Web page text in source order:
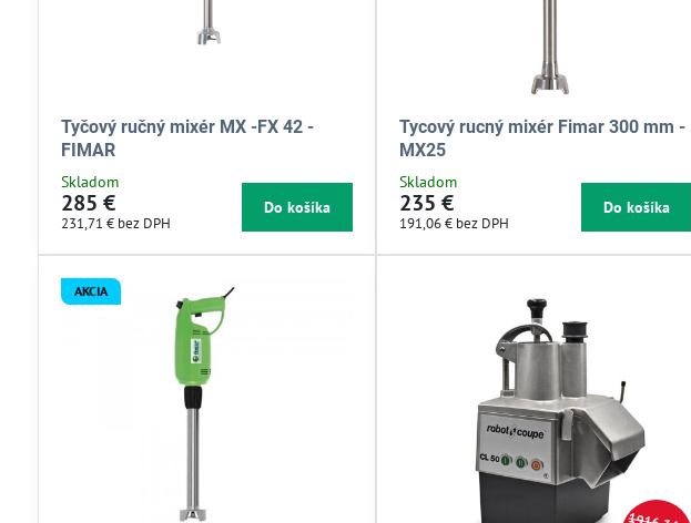
Tyčový ručný mixér MX -FX 42 -
FIMAR
Skladom
285 €
231,71 € bez DPH
Do košíka
Tycový rucný mixér Fimar 300 mm -
MX25
Skladom
235 €
191,06 € bez DPH
Do košíka
AKCIA